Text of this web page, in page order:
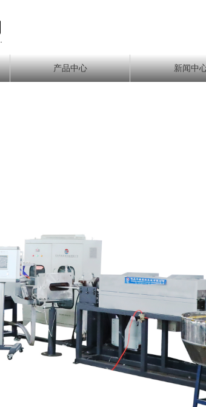
产品中心 新闻中